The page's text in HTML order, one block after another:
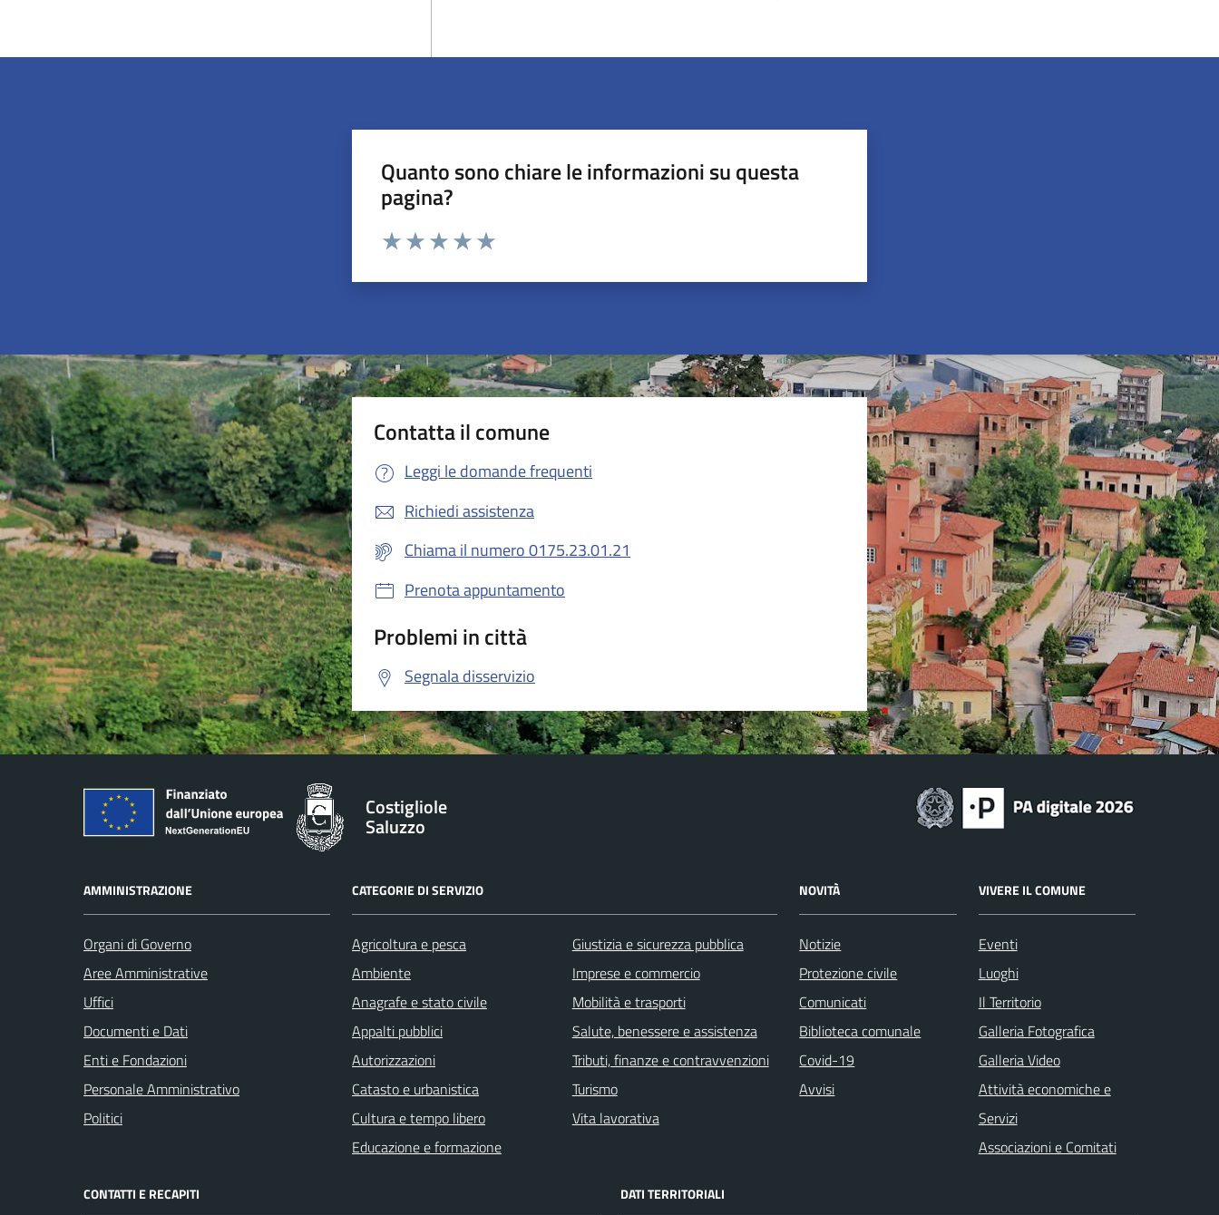
Quanto sono chiare le informazioni su questa
pagina?
Valuta da 1 a 5 stelle la pagina
Contatta il comune
Leggi le domande frequenti
Richiedi assistenza
Chiama il numero 0175.23.01.21
Prenota appuntamento
Problemi in città
Segnala disservizio
Costigliole
Saluzzo
AMMINISTRAZIONE
Organi di Governo
Aree Amministrative
Uffici
Documenti e Dati
Enti e Fondazioni
Personale Amministrativo
Politici
CATEGORIE DI SERVIZIO
Agricoltura e pesca
Ambiente
Anagrafe e stato civile
Appalti pubblici
Autorizzazioni
Catasto e urbanistica
Cultura e tempo libero
Educazione e formazione
Giustizia e sicurezza pubblica
Imprese e commercio
Mobilità e trasporti
Salute, benessere e assistenza
Tributi, finanze e contravvenzioni
Turismo
Vita lavorativa
NOVITÀ
Notizie
Protezione civile
Comunicati
Biblioteca comunale
Covid-19
Avvisi
VIVERE IL COMUNE
Eventi
Luoghi
Il Territorio
Galleria Fotografica
Galleria Video
Attività economiche e
Servizi
Associazioni e Comitati
CONTATTI E RECAPITI DATI TERRITORIALI